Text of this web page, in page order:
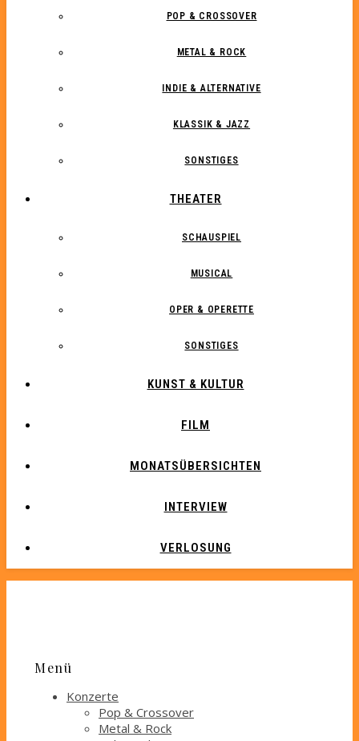
POP & CROSSOVER
METAL & ROCK
INDIE & ALTERNATIVE
KLASSIK & JAZZ
SONSTIGES
THEATER
SCHAUSPIEL
MUSICAL
OPER & OPERETTE
SONSTIGES
KUNST & KULTUR
FILM
MONATSÜBERSICHTEN
INTERVIEW
VERLOSUNG
Menü
Konzerte
Pop & Crossover
Metal & Rock